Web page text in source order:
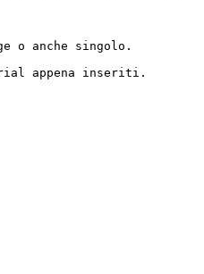
o anche singolo.
appena inseriti.